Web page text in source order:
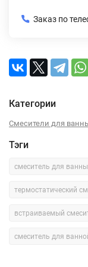
Заказ по
Категории
Смесители для
Тэги
смеситель для
термостатический
встраиваемый
смеситель для